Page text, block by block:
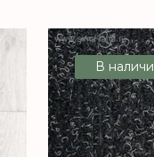
В